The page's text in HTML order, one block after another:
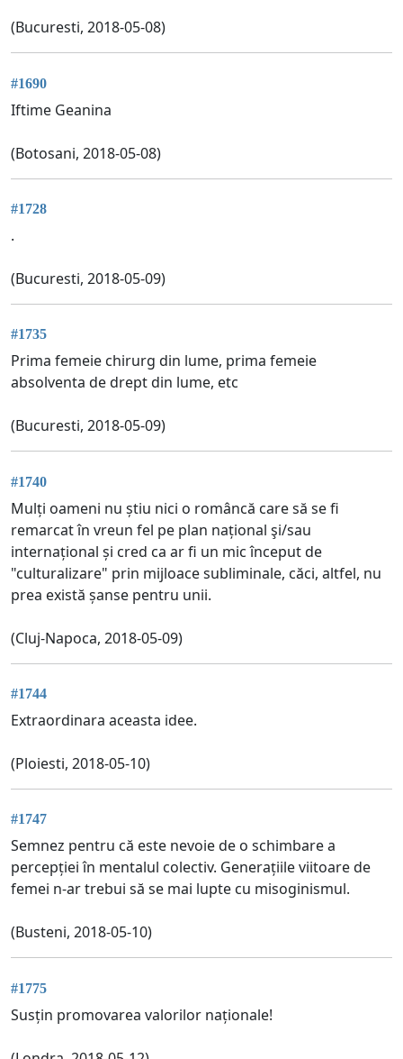
(Bucuresti, 2018-05-08)
#1690
Iftime Geanina
(Botosani, 2018-05-08)
#1728
.
(Bucuresti, 2018-05-09)
#1735
Prima femeie chirurg din lume, prima femeie
absolventa de drept din lume, etc
(Bucuresti, 2018-05-09)
#1740
Mulți oameni nu știu nici o româncă care să se fi
remarcat în vreun fel pe plan național şi/sau
internațional și cred ca ar fi un mic început de
"culturalizare" prin mijloace subliminale, căci, altfel, nu
prea există șanse pentru unii.
(Cluj-Napoca, 2018-05-09)
#1744
Extraordinara aceasta idee.
(Ploiesti, 2018-05-10)
#1747
Semnez pentru că este nevoie de o schimbare a
percepției în mentalul colectiv. Generațiile viitoare de
femei n-ar trebui să se mai lupte cu misoginismul.
(Busteni, 2018-05-10)
#1775
Susțin promovarea valorilor naționale!